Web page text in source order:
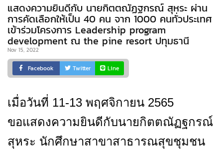
แสดงความยินดีกับ นายกิตตณัฏฐกรณ์ สุหระ ผ่าน
การคัดเลือกให้เป็น 40 คน จาก 1000 คนทั่วประเทศ
เข้าร่วมโครงการ Leadership program
development ณ the pine resort ปทุมธานี
Nov 15, 2022
Facebook Twitter Line
เมื่อวันที่ 11-13 พฤศจิกายน 2565
ขอแสดงความยินดีกับนายกิตตณัฏฐกรณ์
สุหระ นักศึกษาสาขาสาธารณสุขชุมชน